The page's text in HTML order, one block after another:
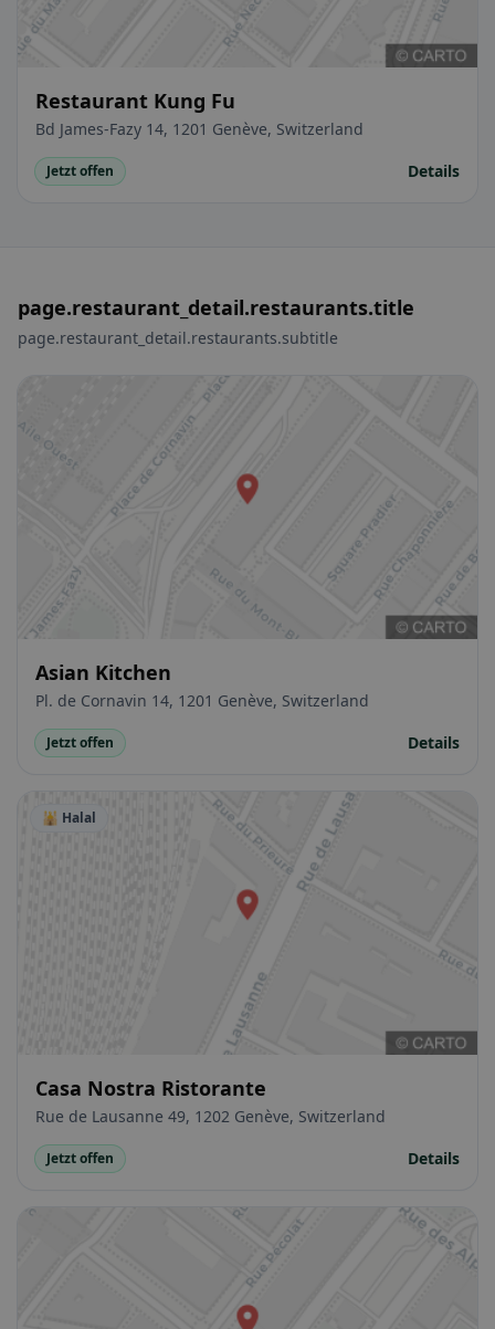
Restaurant Kung Fu
Bd James-Fazy 14, 1201 Genève, Switzerland
Jetzt offen Details
page.restaurant_detail.restaurants.title
page.restaurant_detail.restaurants.subtitle
Asian Kitchen
Pl. de Cornavin 14, 1201 Genève, Switzerland
Jetzt offen Details
🕌 Halal
Casa Nostra Ristorante
Rue de Lausanne 49, 1202 Genève, Switzerland
Jetzt offen Details